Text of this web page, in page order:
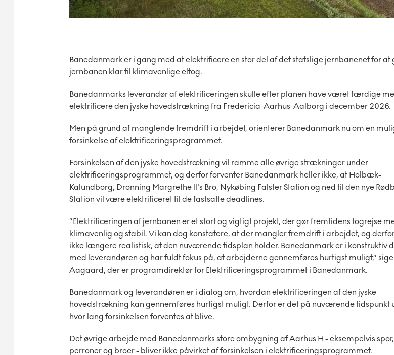
Banedanmark er i gang med at elektrificere en stor del af det statslige jernbanenet for at
jernbanen klar til klimavenlige eltog.
Banedanmarks leverandør af elektrificeringen skulle efter planen have været færdige
elektrificere den jyske hovedstrækning fra Fredericia-Aarhus-Aalborg i december 2026.
Men på grund af manglende fremdrift i arbejdet, orienterer Banedanmark nu om en
forsinkelse af elektrificeringsprogrammet.
Forsinkelsen af den jyske hovedstrækning vil ramme alle øvrige strækninger under
elektrificeringsprogrammet, og derfor forventer Banedanmark heller ikke, at Holbæk-
Kalundborg, Dronning Margrethe ll's Bro, Nykøbing Falster Station og ned til den nye
Station vil være elektrificeret til de fastsatte deadlines.
”Elektrificeringen af jernbanen er et stort og vigtigt projekt, der gør fremtidens togrejse
klimavenlig og stabil. Vi kan dog konstatere, at der mangler fremdrift i arbejdet, og
ikke længere realistisk, at den nuværende tidsplan holder. Banedanmark er i konstruktiv
med leverandøren og har fuldt fokus på, at arbejderne gennemføres hurtigst muligt,”
Aagaard, der er programdirektør for Elektrificeringsprogrammet i Banedanmark.
Banedanmark og leverandøren er i dialog om, hvordan elektrificeringen af den jyske
hovedstrækning kan gennemføres hurtigst muligt. Derfor er det på nuværende tidspunkt
hvor lang forsinkelsen forventes at blive.
Det øvrige arbejde med Banedanmarks store ombygning af Aarhus H - eksempelvis spor,
perroner og broer - bliver ikke påvirket af forsinkelsen i elektrificeringsprogrammet.